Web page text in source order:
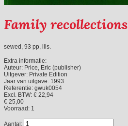
Family recollections
sewed, 93 pp, ills.
Extra informatie:
Auteur: Price, Eric (publisher)
Uitgever: Private Edition
Jaar van uitgave: 1993
Referentie: gwuk0054
Excl. BTW: € 22,94
€ 25,00
Voorraad: 1
Aantal: